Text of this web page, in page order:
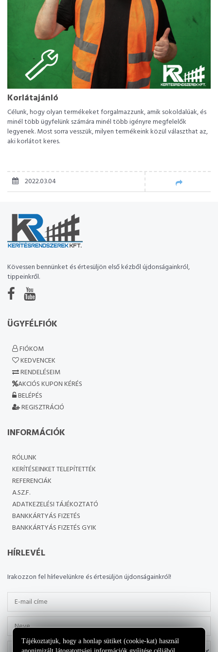
Korlátajánló
Célunk, hogy olyan termékeket forgalmazzunk, amik sokoldalúak, és
minél több ügyfelünk számára minél több igényre megfelelők
legyenek. Most sorra vesszük, milyen termékeink közül választhat az,
aki korlátot keres.
2022.03.04
Kövessen bennünket és értesüljön első kézből újdonságainkról,
tippeinkről.
ÜGYFÉLFIÓK
FIÓKOM
KEDVENCEK
RENDELÉSEIM
AKCIÓS KUPON KÉRÉS
BELÉPÉS
REGISZTRÁCIÓ
INFORMÁCIÓK
RÓLUNK
KERÍTÉSEINKET TELEPÍTETTÉK
REFERENCIÁK
A.SZ.F.
ADATKEZELÉSI TÁJÉKOZTATÓ
BANKKÁRTYÁS FIZETÉS
BANKKÁRTYÁS FIZETÉS GYIK
HÍRLEVÉL
Irakozzon fel hírlevelünkre és értesüljön újdonságainkról!
Tájékoztatjuk, hogy a honlap sütiket (cookie-kat) használ